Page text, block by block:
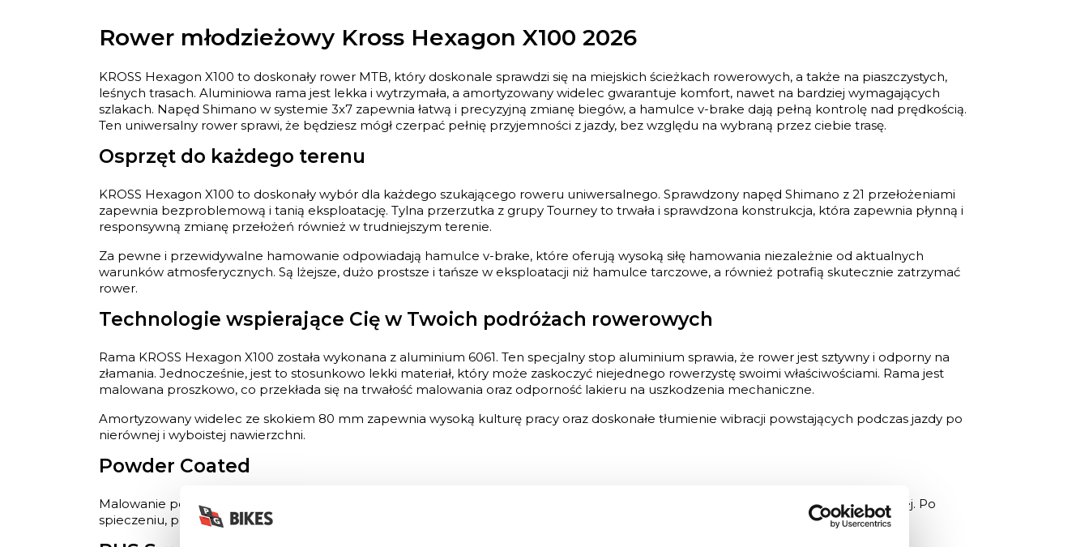
Rower młodzieżowy Kross Hexagon X100 2026
KROSS Hexagon X100 to doskonały rower MTB, który doskonale sprawdzi się na miejskich ścieżkach rowerowych, a także na piaszczystych,
leśnych trasach. Aluminiowa rama jest lekka i wytrzymała, a amortyzowany widelec gwarantuje komfort, nawet na bardziej wymagających
szlakach. Napęd Shimano w systemie 3x7 zapewnia łatwą i precyzyjną zmianę biegów, a hamulce v-brake dają pełną kontrolę nad prędkością.
Ten uniwersalny rower sprawi, że będziesz mógł czerpać pełnię przyjemności z jazdy, bez względu na wybraną przez ciebie trasę.
Osprzęt do każdego terenu
KROSS Hexagon X100 to doskonały wybór dla każdego szukającego roweru uniwersalnego. Sprawdzony napęd Shimano z 21 przełożeniami
zapewnia bezproblemową i tanią eksploatację. Tylna przerzutka z grupy Tourney to trwała i sprawdzona konstrukcja, która zapewnia płynną i
responsywną zmianę przełożeń również w trudniejszym terenie.
Za pewne i przewidywalne hamowanie odpowiadają hamulce v-brake, które oferują wysoką siłę hamowania niezależnie od aktualnych
warunków atmosferycznych. Są lżejsze, dużo prostsze i tańsze w eksploatacji niż hamulce tarczowe, a również potrafią skutecznie zatrzymać
rower.
Technologie wspierające Cię w Twoich podróżach rowerowych
Rama KROSS Hexagon X100 została wykonana z aluminium 6061. Ten specjalny stop aluminium sprawia, że rower jest sztywny i odporny na
złamania. Jednocześnie, jest to stosunkowo lekki materiał, który może zaskoczyć niejednego rowerzystę swoimi właściwościami. Rama jest
malowana proszkowo, co przekłada się na trwałość malowania oraz odporność lakieru na uszkodzenia mechaniczne.
Amortyzowany widelec ze skokiem 80 mm zapewnia wysoką kulturę pracy oraz doskonałe tłumienie wibracji powstających podczas jazdy po
nierównej i wyboistej nawierzchni.
Powder Coated
Malowanie polegające na nakładaniu naelektryzowanych cząstek farby proszkowej na aluminium, które wymaga obróbki termicznej. Po
spieczeniu, powierzchnia lakieru tworzy idealnie gładką powłokę wyjątkowo odporną na uszkodzenia mechaniczne.